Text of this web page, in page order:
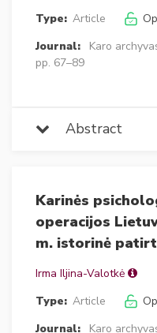
Type: Article
Journal:
Karo
pp. 67–89
Abstract
Karinės
operacijos
m. istorinė
Irma Iljina-Valotkė
Type: Article
Journal:
Karo